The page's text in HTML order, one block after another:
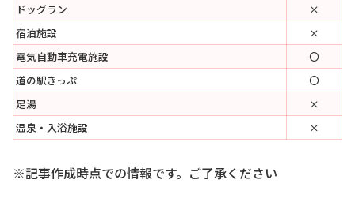
ドッグラン
×
宿泊施設
×
電気自動車充電施設
〇
道の駅きっぷ
〇
足湯
×
温泉・入浴施設
×
※記事作成時点での情報です。ご了承ください